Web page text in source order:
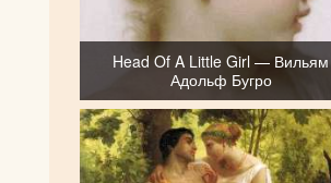
Head Of A Little Girl — Вильям
Адольф Бугро